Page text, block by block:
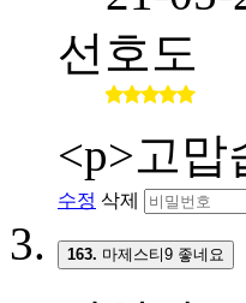
선호도
<p>고맙
수정 삭제
163. 마제스티9 좋네요